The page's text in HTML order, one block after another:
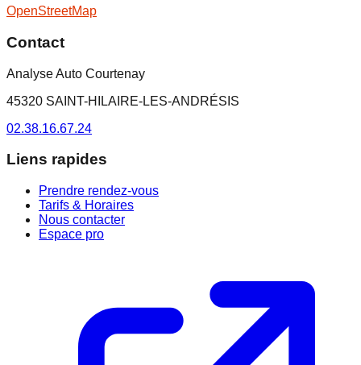
OpenStreetMap
Contact
Analyse Auto Courtenay
45320 SAINT-HILAIRE-LES-ANDRÉSIS
02.38.16.67.24
Liens rapides
Prendre rendez-vous
Tarifs & Horaires
Nous contacter
Espace pro